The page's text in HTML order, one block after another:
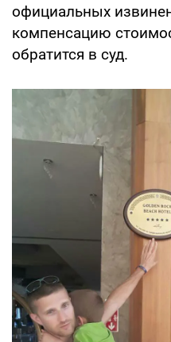
официальных
компенсацию
обратится в суд.